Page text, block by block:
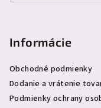
Informácie
Obchodné podmienky
Dodanie a vrátenie
Podmienky ochrany